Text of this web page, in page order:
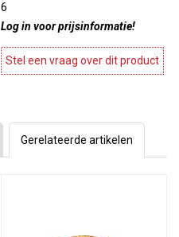
6
Log in voor prijsinformatie!
Stel een vraag over dit product
Gerelateerde artikelen